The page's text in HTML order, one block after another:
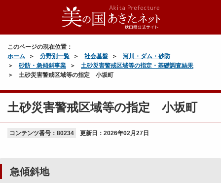
このページの現在位置：
ホーム
分野別一覧 社会基盤
河川・ダム・砂防
砂防・急傾斜事業
土砂災害警戒区域等の指定・基礎調査結果
土砂災害警戒区域等の指定 小坂町
土砂災害警戒区域等の指定 小坂町
コンテンツ番号：80234 更新日： 2026年02月27日
急傾斜地